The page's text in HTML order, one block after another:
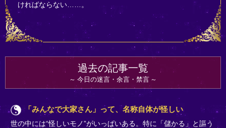
ければならない……。
過去の記事一覧
今日の迷言・余言・禁言
「みんなで大家さん」って、名称自体が怪しい
世の中には“怪しいモノ”がいっぱいある。特に「儲かる」と謳う